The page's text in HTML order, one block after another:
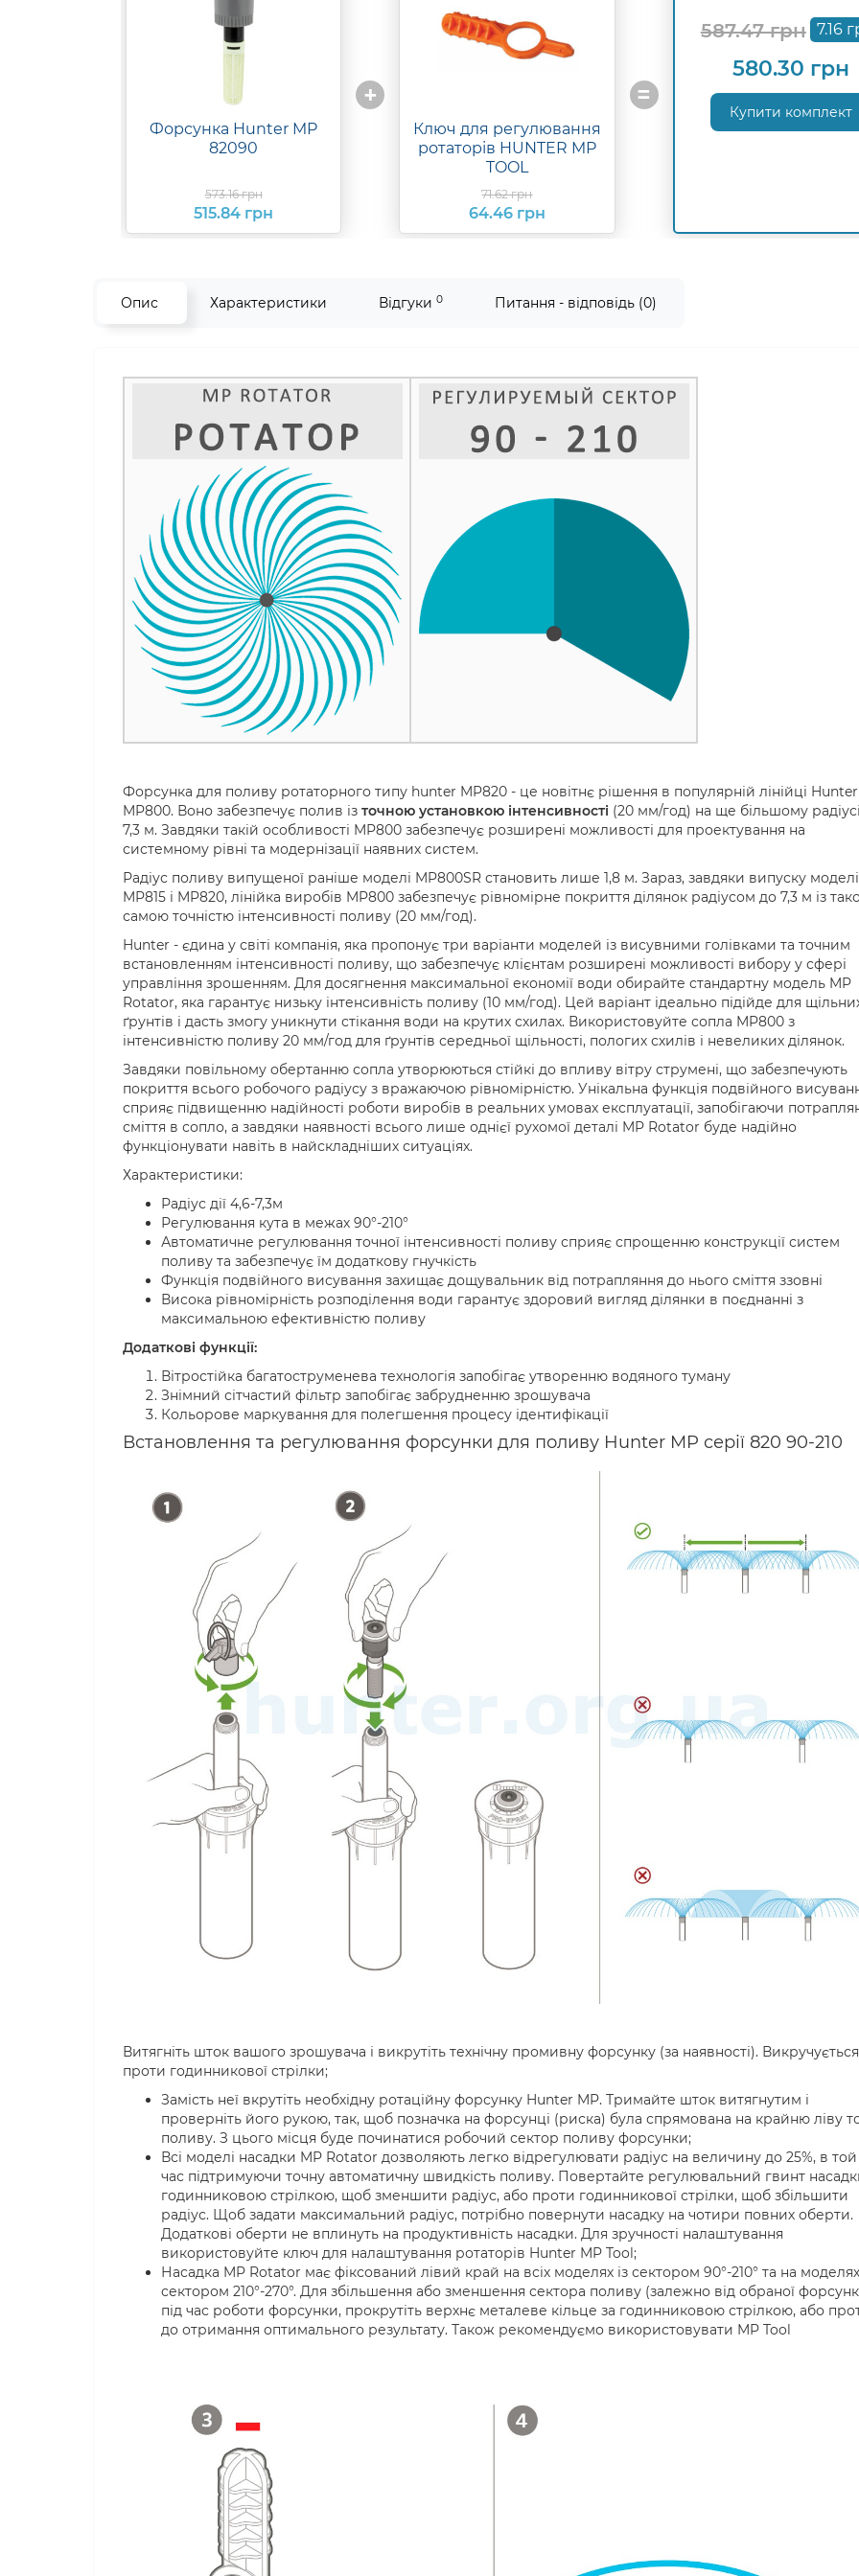
Форсунка Hunter MP
82090
573.16 грн
515.84 грн
+
Ключ для регулювання
ротаторів HUNTER MP
TOOL
71.62 грн
64.46 грн
=
587.47 грн 7.16
580.30 грн
Купити комплект
Опис Характеристики Відгуки 0 Питання - відповідь (0)
Форсунка для поливу ротаторного типу hunter MP820 - це новітнє рішення в популярній лінійці Hunter
MP800. Воно забезпечує полив із точною установкою інтенсивності (20 мм/год) на ще більшому
7,3 м. Завдяки такій особливості MP800 забезпечує розширені можливості для проектування на
системному рівні та модернізації наявних систем.
Радіус поливу випущеної раніше моделі MP800SR становить лише 1,8 м. Зараз, завдяки випуску моделі
MP815 і MP820, лінійка виробів MP800 забезпечує рівномірне покриття ділянок радіусом до 7,3 м із
самою точністю інтенсивності поливу (20 мм/год).
Hunter - єдина у світі компанія, яка пропонує три варіанти моделей із висувними голівками та точним
встановленням інтенсивності поливу, що забезпечує клієнтам розширені можливості вибору у сфері
управління зрошенням. Для досягнення максимальної економії води обирайте стандартну модель MP
Rotator, яка гарантує низьку інтенсивність поливу (10 мм/год). Цей варіант ідеально підійде для
ґрунтів і дасть змогу уникнути стікання води на крутих схилах. Використовуйте сопла MP800 з
інтенсивністю поливу 20 мм/год для ґрунтів середньої щільності, пологих схилів і невеликих ділянок.
Завдяки повільному обертанню сопла утворюються стійкі до впливу вітру струмені, що забезпечують
покриття всього робочого радіусу з вражаючою рівномірністю. Унікальна функція подвійного
сприяє підвищенню надійності роботи виробів в реальних умовах експлуатації, запобігаючи
сміття в сопло, а завдяки наявності всього лише однієї рухомої деталі MP Rotator буде надійно
функціонувати навіть в найскладніших ситуаціях.
Характеристики:
Радіус дії 4,6-7,3м
Регулювання кута в межах 90°-210°
Автоматичне регулювання точної інтенсивності поливу сприяє спрощенню конструкції систем
поливу та забезпечує їм додаткову гнучкість
Функція подвійного висування захищає дощувальник від потрапляння до нього сміття ззовні
Висока рівномірність розподілення води гарантує здоровий вигляд ділянки в поєднанні з
максимальною ефективністю поливу
Додаткові функції:
Вітростійка багатоструменева технологія запобігає утворенню водяного туману
Знімний сітчастий фільтр запобігає забрудненню зрошувача
Кольорове маркування для полегшення процесу ідентифікації
Встановлення та регулювання форсунки для поливу Hunter MP серії 820 90-210
Витягніть шток вашого зрошувача і викрутіть технічну промивну форсунку (за наявності). Викручується
проти годинникової стрілки;
Замість неї вкрутіть необхідну ротаційну форсунку Hunter MP. Тримайте шток витягнутим і
проверніть його рукою, так, щоб позначка на форсунці (риска) була спрямована на крайню ліву
поливу. З цього місця буде починатися робочий сектор поливу форсунки;
Всі моделі насадки MP Rotator дозволяють легко відрегулювати радіус на величину до 25%, в
час підтримуючи точну автоматичну швидкість поливу. Повертайте регулювальний гвинт
годинниковою стрілкою, щоб зменшити радіус, або проти годинникової стрілки, щоб збільшити
радіус. Щоб задати максимальний радіус, потрібно повернути насадку на чотири повних оберти.
Додаткові оберти не вплинуть на продуктивність насадки. Для зручності налаштування
використовуйте ключ для налаштування ротаторів Hunter MP Tool;
Насадка MP Rotator має фіксований лівий край на всіх моделях із сектором 90°-210° та на моделях
сектором 210°-270°. Для збільшення або зменшення сектора поливу (залежно від обраної
під час роботи форсунки, прокрутіть верхнє металеве кільце за годинниковою стрілкою, або
до отримання оптимального результату. Також рекомендуємо використовувати MP Tool